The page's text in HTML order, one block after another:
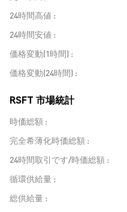
24時間高値
24時間安値
価格変動(1時間)
価格変動(24時間)
RSFT 市場統計
時価総額
完全希薄化時価総額
24時間取引です/時価総額
循環供給量
総供給量